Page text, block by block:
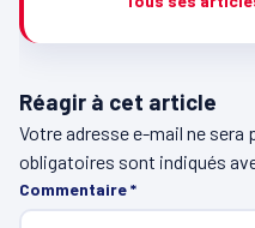
Réagir à cet article
Votre adresse e-mail ne sera
obligatoires sont indiqués
Commentaire*